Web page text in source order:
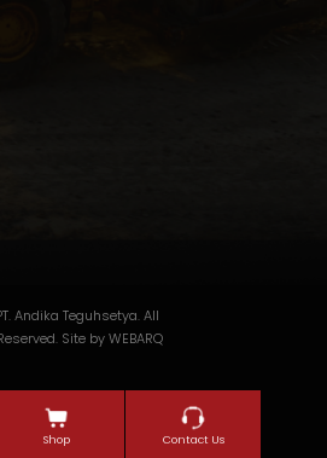
Shop Contact Us
Andika Teguhsetya. All
Site byWEBARQ